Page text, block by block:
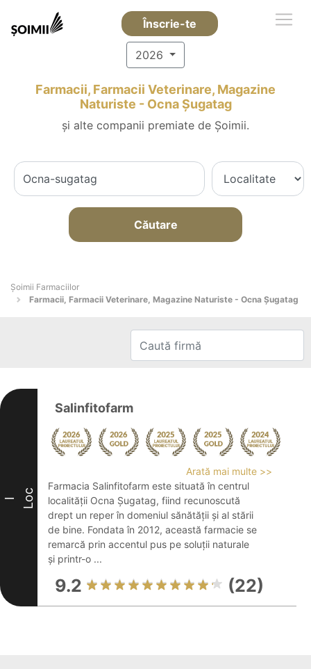
Înscrie-te
2026
Farmacii, Farmacii Veterinare, Magazine
Naturiste - Ocna Şugatag
și alte companii premiate de Șoimii.
Căutare
Şoimii Farmaciilor
Farmacii, Farmacii Veterinare, Magazine Naturiste - Ocna Şugatag
I Loc
Salinfitofarm
Arată mai multe >>
Farmacia Salinfitofarm este situată în centrul
localității Ocna Șugatag, fiind recunoscută
drept un reper în domeniul sănătății și al stării
de bine. Fondata în 2012, această farmacie se
remarcă prin accentul pus pe soluții naturale
și printr-o ...
9.2 (22)